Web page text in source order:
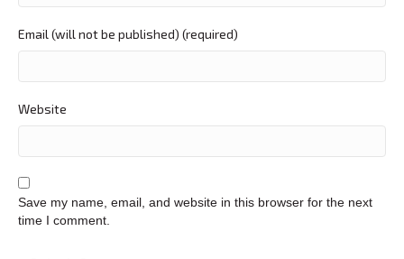
Email (will not be published) (required)
Website
Save my name, email, and website in this browser for the next
time I comment.